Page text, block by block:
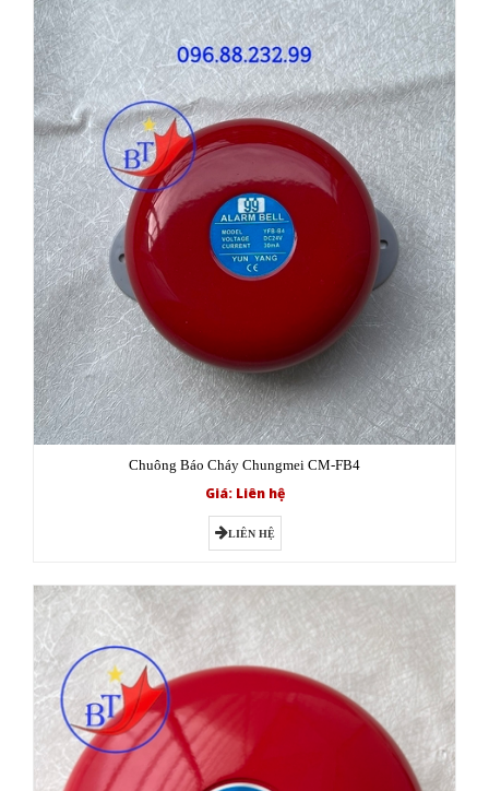
Chuông Báo Cháy Chungmei CM-FB4
Giá: Liên hệ
LIÊN HỆ